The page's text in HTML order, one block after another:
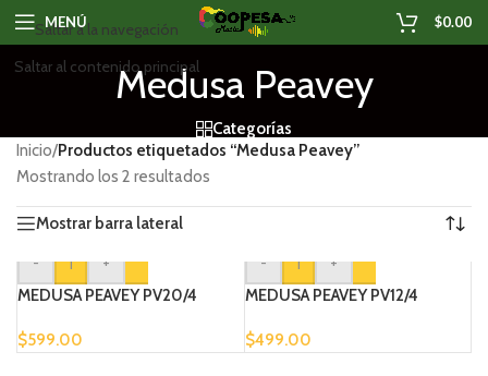
Saltar a la navegación
Saltar al contenido principal
MENÚ $0.00
Medusa Peavey
Categorías
Inicio/Productos etiquetados “Medusa Peavey”
Mostrando los 2 resultados
Mostrar barra lateral
-
+
MEDUSA PEAVEY PV20/4
$599.00
-
+
MEDUSA PEAVEY PV12/4
$499.00